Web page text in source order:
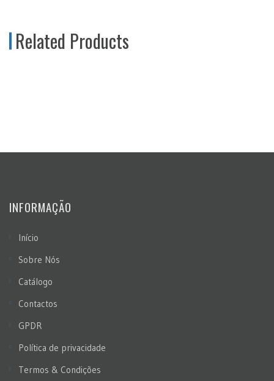
Related Products
INFORMAÇÃO
Início
Sobre Nós
Catálogo
Contactos
GPDR
Política de privacidade
Termos & Condições